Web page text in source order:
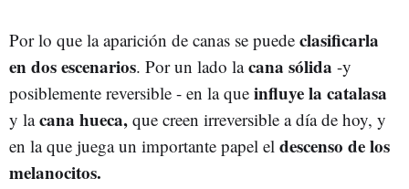
Por lo que la aparición de canas se puede clasificarla
en dos escenarios. Por un lado lacana sólida -y
posiblemente reversible - en la que influye la catalasa
y lacana hueca, que creen irreversible a día de hoy, y
en la que juega un importante papel el descenso de los
melanocitos.